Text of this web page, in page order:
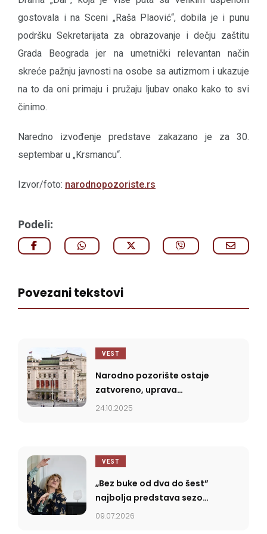
gostovala i na Sceni „Raša Plaović“, dobila je i punu
podršku Sekretarijata za obrazovanje i dečju zaštitu
Grada Beograda jer na umetnički relevantan način
skreće pažnju javnosti na osobe sa autizmom i ukazuje
na to da oni primaju i pružaju ljubav onako kako to svi
činimo.
Naredno izvođenje predstave zakazano je za 30.
septembar u „Krsmancu“.
Izvor/foto: narodnopozoriste.rs
Podeli:
Povezani tekstovi
VEST
Narodno pozorište ostaje
zatvoreno, uprava
najavila gostovanja i u
24.10.2025
VEST
„Bez buke od dva do šest”
najbolja predstava sezone
2025/2026
09.07.2026